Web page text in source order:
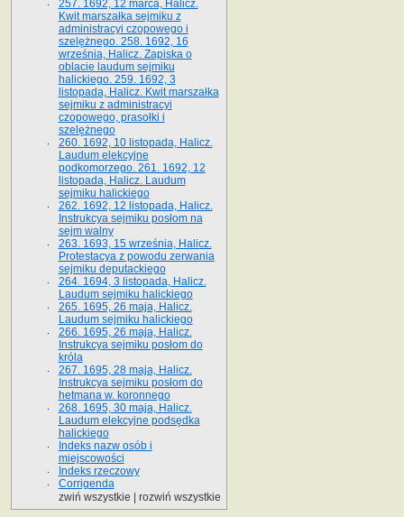
257. 1692, 12 marca, Halicz.
Kwit marszałka sejmiku z
administracyi czopowego i
szelężnego. 258. 1692, 16
września, Halicz. Zapiska o
oblacie laudum sejmiku
halickiego. 259. 1692, 3
listopada, Halicz. Kwit marszałka
sejmiku z administracyi
czopowego, prasołki i
szelężnego
260. 1692, 10 listopada, Halicz.
Laudum elekcyjne
podkomorzego. 261. 1692, 12
listopada, Halicz. Laudum
sejmiku halickiego
262. 1692, 12 listopada, Halicz.
Instrukcya sejmiku posłom na
sejm walny
263. 1693, 15 września, Halicz.
Protestacya z powodu zerwania
sejmiku deputackiego
264. 1694, 3 listopada, Halicz.
Laudum sejmiku halickiego
265. 1695, 26 maja, Halicz.
Laudum sejmiku halickiego
266. 1695, 26 maja, Halicz.
Instrukcya sejmiku posłom do
króla
267. 1695, 28 maja, Halicz.
Instrukcya sejmiku posłom do
hetmana w. koronnego
268. 1695, 30 maja, Halicz.
Laudum elekcyjne podsędka
halickiego
Indeks nazw osób i
miejscowości
Indeks rzeczowy
Corrigenda
zwiń wszystkie
rozwiń wszystkie